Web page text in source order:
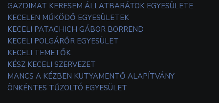
GAZDIMAT KERESEM ÁLLATBARÁTOK EGYESÜLETE
KECELEN MŰKÖDŐ EGYESÜLETEK
KECELI PATACHICH GÁBOR BORREND
KECELI POLGÁRŐR EGYESÜLET
KECELI TEMETŐK
KÉSZ KECELI SZERVEZET
MANCS A KÉZBEN KUTYAMENTŐ ALAPÍTVÁNY
ÖNKÉNTES TŰZOLTÓ EGYESÜLET